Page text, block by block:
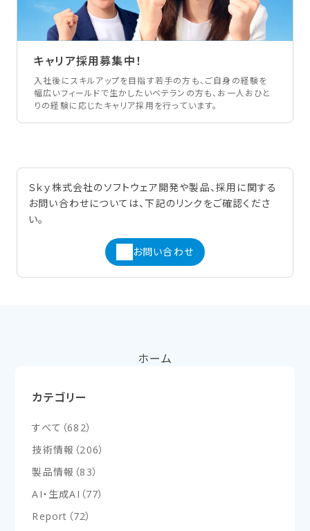
キャリア採用募集中！
入社後にスキルアップを目指す若手の方も、ご自身の経験を
幅広いフィールドで生かしたいベテランの方も、お一人おひと
りの経験に応じたキャリア採用を行っています。
Ｓｋｙ株式会社のソフトウェア開発や製品、採用に関する
お問い合わせについては、下記のリンクをご確認くださ
い。
お問い合わせ
ホーム
カテゴリー
すべて （682）
技術情報 （206）
製品情報 （83）
AI・生成AI （77）
Report （72）